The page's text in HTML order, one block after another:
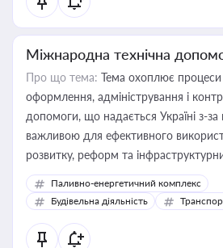
Міжнародна технічна
Про що тема: Тема охоплює процеси
оформлення, адміністрування і
допомоги, що надається Україні з-
важливою для ефективного
розвитку, реформ та
Паливно-енергетичний комплекс
Будівельна діяльність